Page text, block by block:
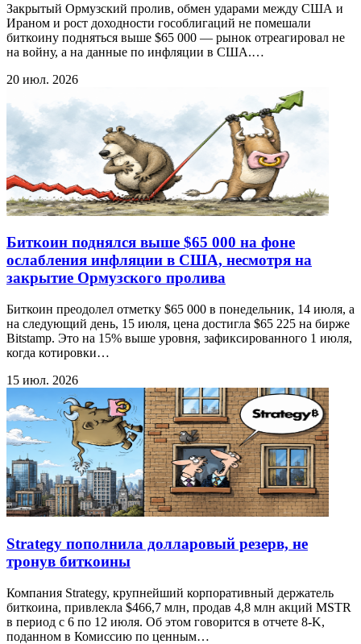
Закрытый Ормузский пролив, обмен ударами между США и
Ираном и рост доходности гособлигаций не помешали
биткоину подняться выше $65 000 — рынок отреагировал не
на войну, а на данные по инфляции в США.…
20 июл. 2026
Биткоин поднялся выше $65 000 на фоне
ослабления инфляции в США, несмотря на
закрытие Ормузского пролива
Биткоин преодолел отметку $65 000 в понедельник, 14 июля, а
на следующий день, 15 июля, цена достигла $65 225 на бирже
Bitstamp. Это на 15% выше уровня, зафиксированного 1 июля,
когда котировки…
15 июл. 2026
Strategy пополнила долларовый резерв, не
тронув биткоины
Компания Strategy, крупнейший корпоративный держатель
биткоина, привлекла $466,7 млн, продав 4,8 млн акций MSTR
в период с 6 по 12 июля. Об этом говорится в отчете 8-K,
поданном в Комиссию по ценным…